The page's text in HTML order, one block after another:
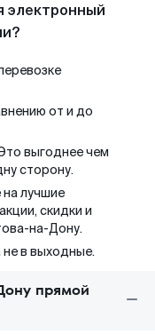
электронный
от и до
выгоднее чем
сторону.
лучшие
скидки и
на-Дону.
не в выходные.
прямой